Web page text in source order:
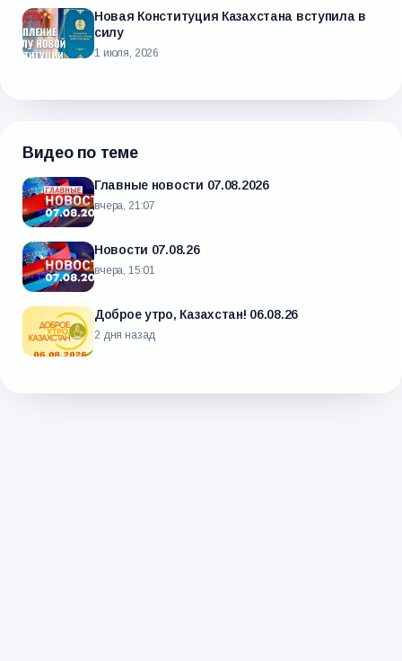
Новая Конституция Казахстана вступила в
силу
1 июля, 2026
Видео по теме
Главные новости 07.08.2026
вчера, 21:07
Новости 07.08.26
вчера, 15:01
Доброе утро, Казахстан! 06.08.26
2 дня назад